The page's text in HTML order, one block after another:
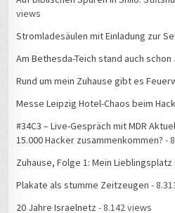
views
Stromladesäulen mit Einladung zur
Am Bethesda-Teich stand auch schon
Rund um mein Zuhause gibt es
Messe Leipzig Hotel-Chaos beim
#34C3 – Live-Gespräch mit MDR
15.000 Hacker zusammenkommen? -
Zuhause, Folge 1: Mein Lieblingsplatz
Plakate als stumme Zeitzeugen -
20 Jahre Israelnetz - 8.142 views